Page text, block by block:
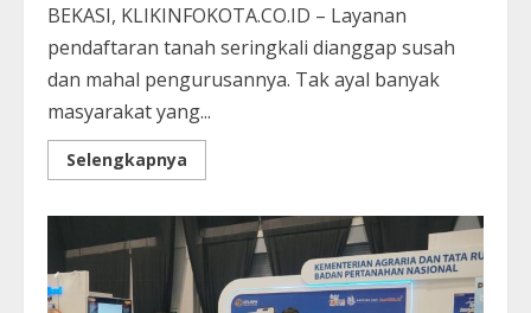
BEKASI, KLIKINFOKOTA.CO.ID – Layanan
pendaftaran tanah seringkali dianggap susah
dan mahal pengurusannya. Tak ayal banyak
masyarakat yang...
Selengkapnya